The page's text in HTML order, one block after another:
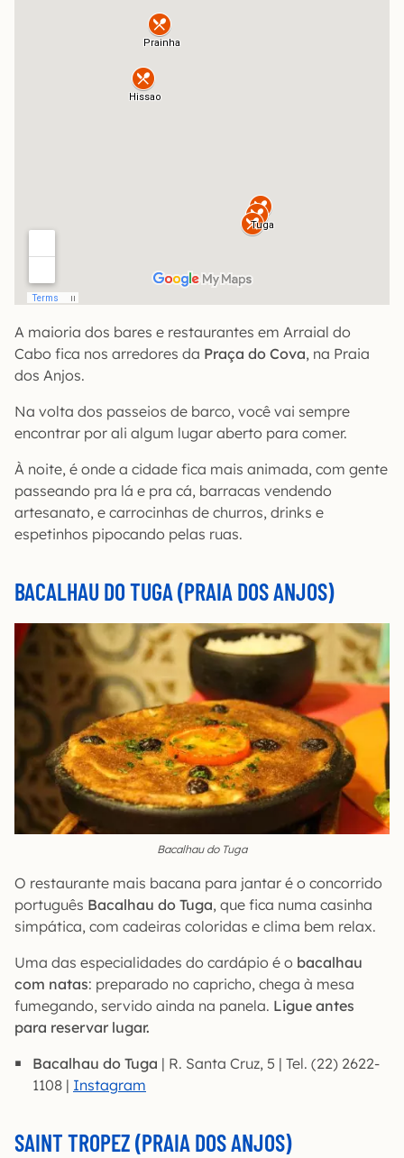
A maioria dos bares e restaurantes em Arraial do
Cabo fica nos arredores da Praça do Cova, na Praia
dos Anjos.
Na volta dos passeios de barco, você vai sempre
encontrar por ali algum lugar aberto para comer.
À noite, é onde a cidade fica mais animada, com gente
passeando pra lá e pra cá, barracas vendendo
artesanato, e carrocinhas de churros, drinks e
espetinhos pipocando pelas ruas.
BACALHAU DO TUGA (PRAIA DOS ANJOS)
Bacalhau do Tuga
O restaurante mais bacana para jantar é o concorrido
português Bacalhau do Tuga, que fica numa casinha
simpática, com cadeiras coloridas e clima bem relax.
Uma das especialidades do cardápio é o bacalhau
com natas: preparado no capricho, chega à mesa
fumegando, servido ainda na panela. Ligue antes
para reservar lugar.
Bacalhau do Tuga | R. Santa Cruz, 5 | Tel. (22) 2622-
1108 | Instagram
SAINT TROPEZ (PRAIA DOS ANJOS)